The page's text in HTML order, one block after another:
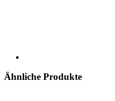
Ähnliche Produkte